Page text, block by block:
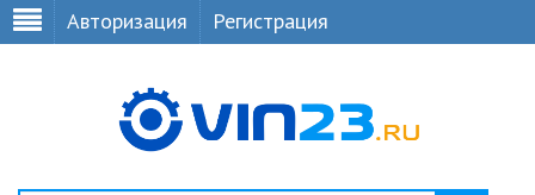
Авторизация Регистрация